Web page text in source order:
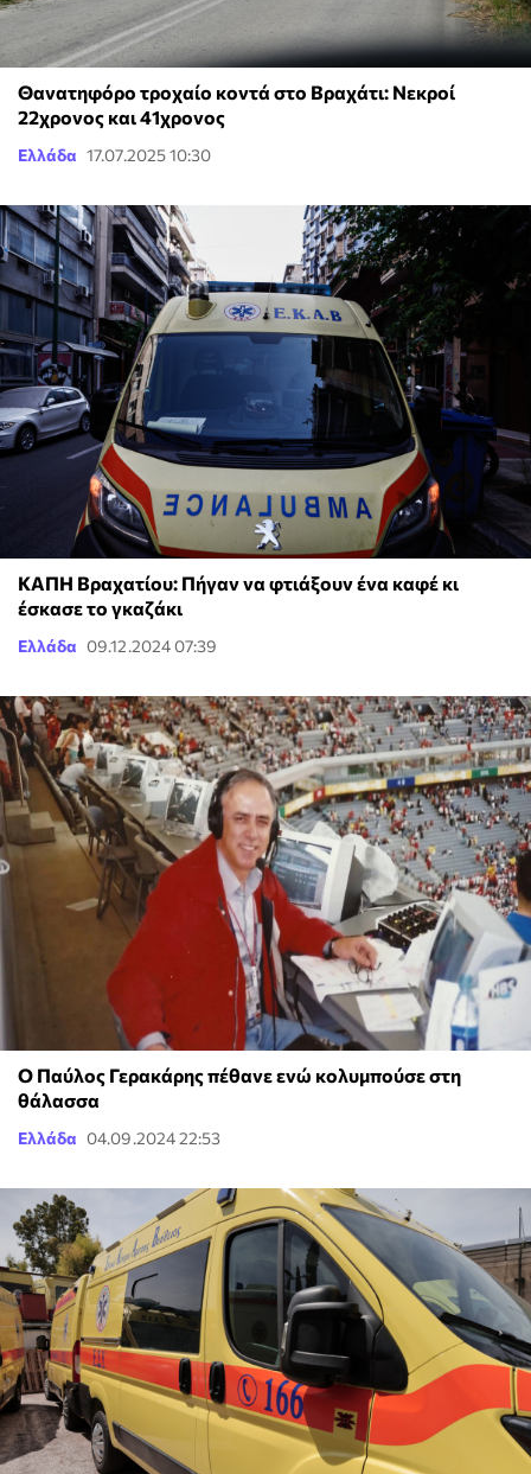
Θανατηφόρο τροχαίο κοντά στο Βραχάτι: Νεκροί
22χρονος και 41χρονος
Ελλάδα 17.07.2025 10:30
ΚΑΠΗ Βραχατίου: Πήγαν να φτιάξουν ένα καφέ κι
έσκασε το γκαζάκι
Ελλάδα 09.12.2024 07:39
Ο Παύλος Γερακάρης πέθανε ενώ κολυμπούσε στη
θάλασσα
Ελλάδα 04.09.2024 22:53